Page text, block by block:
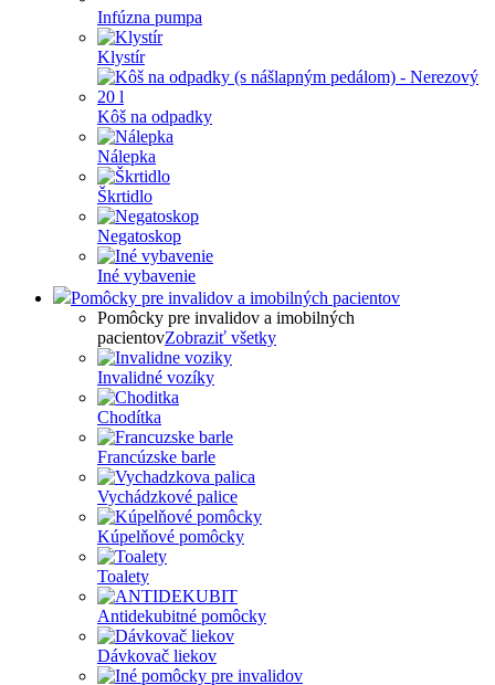
Infúzna pumpa
Klystír
Kôš na odpadky
Nálepka
Škrtidlo
Negatoskop
Iné vybavenie
Pomôcky pre invalidov a imobilných pacientov
Pomôcky pre invalidov a imobilných
pacientovZobraziť všetky
Invalidné vozíky
Chodítka
Francúzske barle
Vychádzkové palice
Kúpelňové pomôcky
Toalety
Antidekubitné pomôcky
Dávkovač liekov